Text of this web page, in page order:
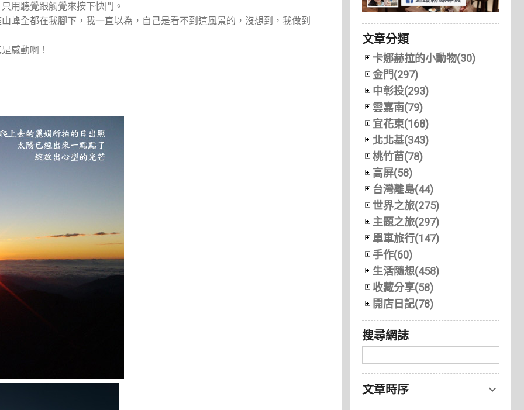
用聽覺跟觸覺來按下快門。
峰全都在我腳下，我一直以為，自己是看不到這風景的，沒想到，我做到
感動啊！
文章分類
卡娜赫拉的小動物(30)
金門(297)
中彰投(293)
雲嘉南(79)
宜花東(168)
北北基(343)
桃竹苗(78)
高屏(58)
台灣離島(44)
世界之旅(275)
主題之旅(297)
單車旅行(147)
手作(60)
生活隨想(458)
收藏分享(58)
開店日記(78)
搜尋網誌
文章時序